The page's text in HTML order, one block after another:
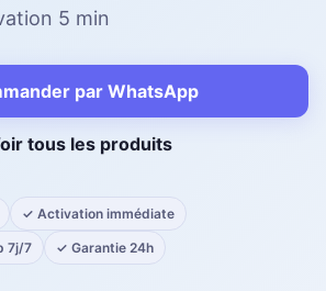
5 min
par WhatsApp
tous les produits
✓ Activation immédiate
7j/7 ✓ Garantie 24h